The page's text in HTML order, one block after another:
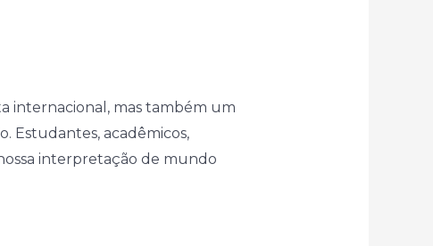
internacional, mas também um
Estudantes, acadêmicos,
interpretação de mundo